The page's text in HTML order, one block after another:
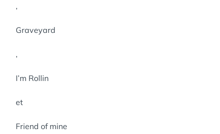
,
Graveyard
,
I’m Rollin
et
Friend of mine